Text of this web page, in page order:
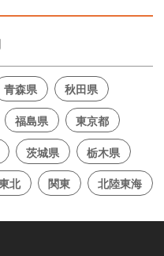
青森県
秋田県
福島県
東京都
茨城県
栃木県
北 関東 北陸東海